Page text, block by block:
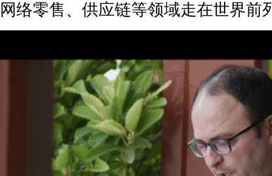
网络零售、供应链等领域走在世界前